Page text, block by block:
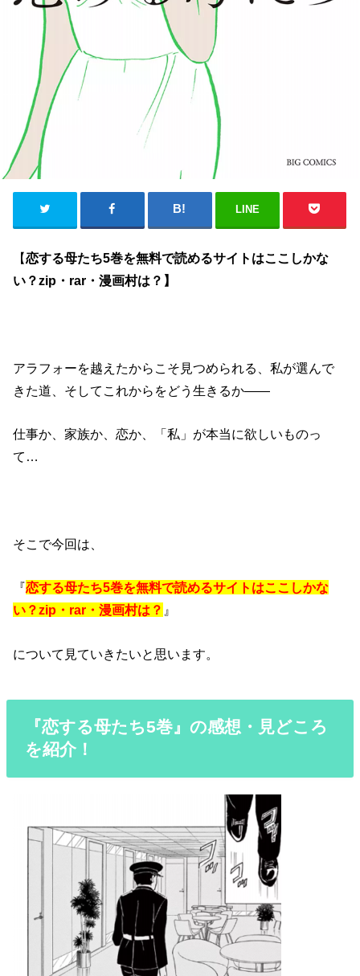
LINE
【恋する母たち5巻を無料で読めるサイトはここしかな
い？zip・rar・漫画村は？】
アラフォーを越えたからこそ見つめられる、私が選んで
きた道、そしてこれからをどう生きるか――
仕事か、家族か、恋か、「私」が本当に欲しいものっ
て…
そこで今回は、
『恋する母たち5巻を無料で読めるサイトはここしかな
い？zip・rar・漫画村は？ 』
について見ていきたいと思います。
『恋する母たち5巻』の感想・見どころ
を紹介！